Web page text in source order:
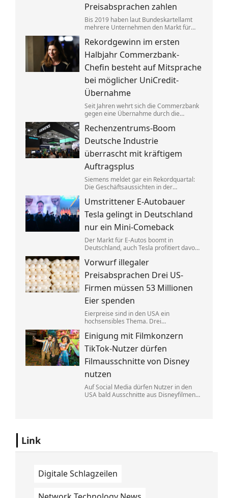
Preisabsprachen zahlen
Bis 2019 haben laut Bundeskartellamt
mehrere Unternehmen den Markt für
aufgeteilt. Um die verbotenen
Absprachen zu verschleiern, wurden
Codewörter verwendet.
Rekordgewinn im ersten
Halbjahr Commerzbank-
Chefin besteht auf Mitsprache
bei möglicher UniCredit-
Übernahme
Seit Jahren wehrt sich die Commerzbank
gegen eine Übernahme durch die
kräftiger Gewinnsprung sorgt für neues
Selbstbewusstsein.
Rechenzentrums-Boom
Deutsche Industrie
überrascht mit kräftigem
Auftragsplus
Siemens meldet gar ein Rekordquartal:
Die Geschäftsaussichten in der
spürbar verbessert. Dahinter stecken
jedoch vor allem Großaufträge, teils auch
aus Übersee.
Umstrittener E-Autobauer
Tesla gelingt in Deutschland
nur ein Mini-Comeback
Der Markt für E-Autos boomt in
Deutschland, auch Tesla profitiert davon.
geführte Konzern jedoch nicht zurück.
Eine exklusive Studie erklärt, warum.
Vorwurf illegaler
Preisabsprachen Drei US-
Firmen müssen 53 Millionen
Eier spenden
Eierpreise sind in den USA ein
hochsensibles Thema. Drei
sich dabei illegalerweise abgesprochen
zu haben. Sie einigten sich mit der Justiz –
und liefern jetzt im großen Stil.
Einigung mit Filmkonzern
TikTok-Nutzer dürfen
Filmausschnitte von Disney
nutzen
Auf Social Media dürfen Nutzer in den
USA bald Ausschnitte aus Disneyfilmen
Link
Digitale Schlagzeilen